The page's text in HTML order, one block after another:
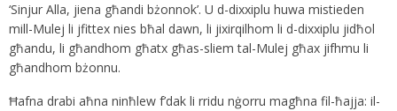
‘Sinjur Alla, jiena għandi bżonnok’. U d-dixxiplu huwa mistieden
mill-Mulej li jfittex nies bħal dawn, li jixirqilhom li d-dixxiplu jidħol
għandu, li għandhom għatx għas-sliem tal-Mulej għax jifhmu li
għandhom bżonnu.
Ħafna drabi aħna ninħlew f’dak li rridu nġorru magħna fil-ħajja: il-